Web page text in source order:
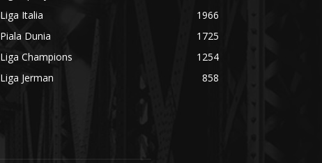
Liga Italia
1966
Piala Dunia
1725
Liga Champions
1254
Liga Jerman
858